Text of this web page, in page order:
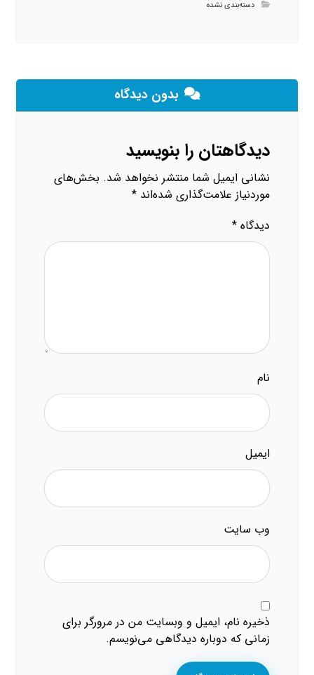
دسته‌بندی نشده
بدون دیدگاه
دیدگاهتان را بنویسید
نشانی ایمیل شما منتشر نخواهد شد. بخش‌های
موردنیاز علامت‌گذاری شده‌اند*
دیدگاه*
نام
ایمیل
وب‌ سایت
ذخیره نام، ایمیل و وبسایت من در مرورگر برای
زمانی که دوباره دیدگاهی می‌نویسم.